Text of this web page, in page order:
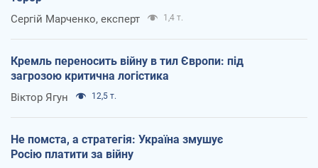
Сергій Марченко, експерт 1,4 т.
Кремль переносить війну в тил Європи: під
загрозою критична логістика
Віктор Ягун 12,5 т.
Не помста, а стратегія: Україна змушує
Росію платити за війну